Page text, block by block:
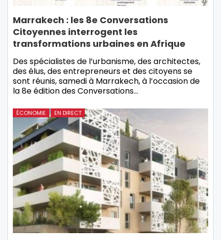
Marrakech : les 8e Conversations
Citoyennes interrogent les
transformations urbaines en Afrique
Des spécialistes de l’urbanisme, des architectes,
des élus, des entrepreneurs et des citoyens se
sont réunis, samedi à Marrakech, à l’occasion de
la 8e édition des Conversations…
ÉCONOMIE EN DIRECT